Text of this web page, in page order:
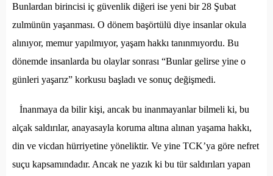
Bunlardan birincisi iç güvenlik diğeri ise yeni bir 28 Şubat
zulmünün yaşanması. O dönem başörtülü diye insanlar okula
alınıyor, memur yapılmıyor, yaşam hakkı tanınmıyordu. Bu
dönemde insanlarda bu olaylar sonrası “Bunlar gelirse yine o
günleri yaşarız” korkusu başladı ve sonuç değişmedi.
İnanmaya da bilir kişi, ancak bu inanmayanlar bilmeli ki, bu
alçak saldırılar, anayasayla koruma altına alınan yaşama hakkı,
din ve vicdan hürriyetine yöneliktir. Ve yine TCK’ya göre nefret
suçu kapsamındadır. Ancak ne yazık ki bu tür saldırıları yapan